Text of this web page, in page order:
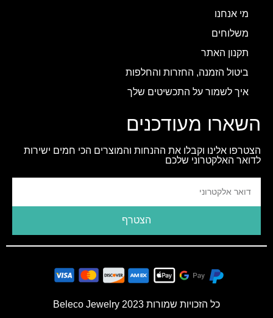
מי אנחנו
משלוחים
תקנון האתר
ביטול הזמנה, החזרות והחלפות
איך לשמור על התכשיטים שלך
השארו מעודכנים
הצטרפו אלינו וקבלו את ההנחות והמוצרים הכי חמים ישירות
לדואר האלקטרוני שלכם
הצטרף
כל הזכויות שמורות 2023 Beleco Jewelry